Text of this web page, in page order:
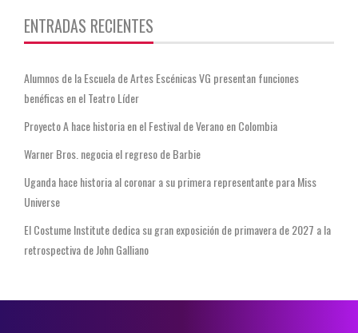
ENTRADAS RECIENTES
Alumnos de la Escuela de Artes Escénicas VG presentan funciones
benéficas en el Teatro Líder
Proyecto A hace historia en el Festival de Verano en Colombia
Warner Bros. negocia el regreso de Barbie
Uganda hace historia al coronar a su primera representante para Miss
Universe
El Costume Institute dedica su gran exposición de primavera de 2027 a la
retrospectiva de John Galliano